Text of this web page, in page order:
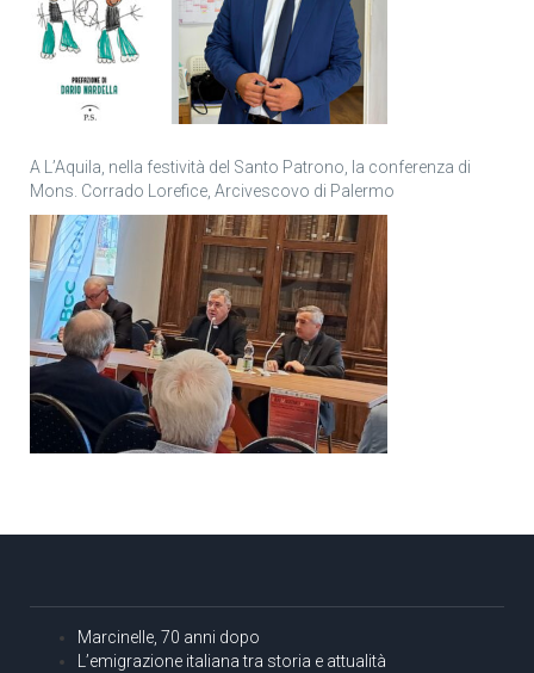
A L’Aquila, nella festività del Santo Patrono, la conferenza di
Mons. Corrado Lorefice, Arcivescovo di Palermo
Marcinelle, 70 anni dopo
L’emigrazione italiana tra storia e attualità